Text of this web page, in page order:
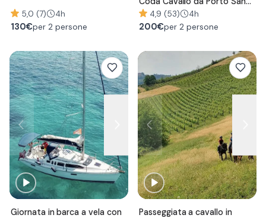
5,0 (7) 4h
130€per 2 persone
Paolo4,9 (53) 4h
200€per 2 persone
Giornata in barca a vela con
Passeggiata a cavallo in